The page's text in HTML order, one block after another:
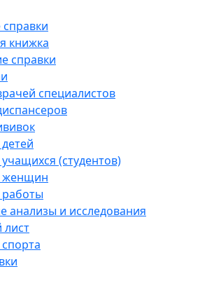
книжка
справки
специалистов
(студентов)
женщин
работы
анализы и исследования